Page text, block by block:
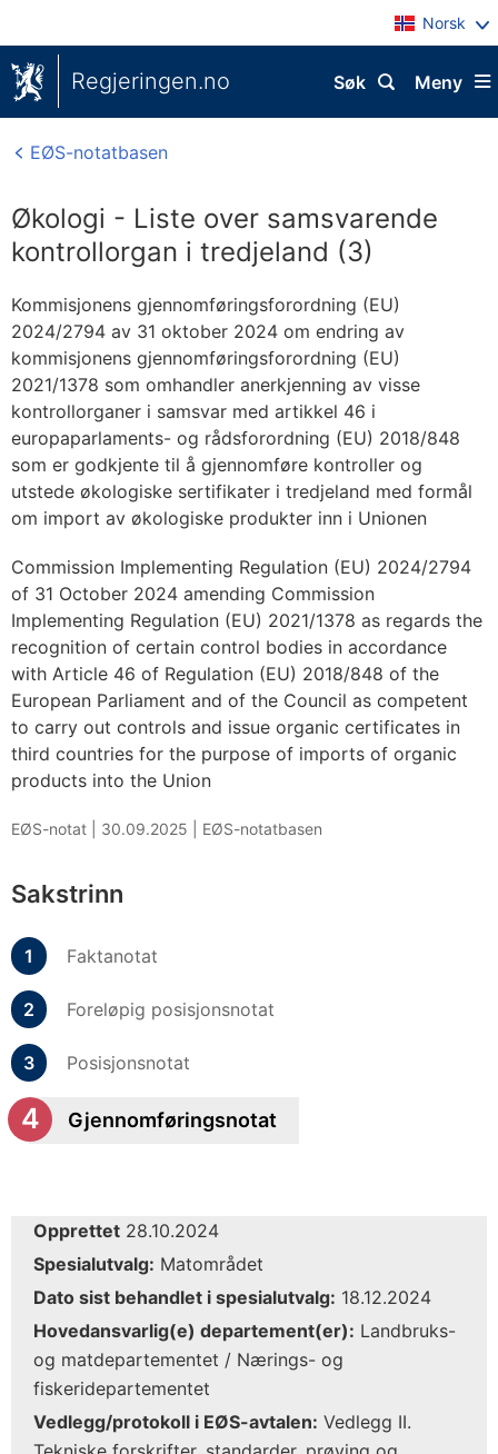
Norsk
Regjeringen.no Meny
Søk
EØS-notatbasen
Økologi - Liste over samsvarende
kontrollorgan i tredjeland (3)
Kommisjonens gjennomføringsforordning (EU)
2024/2794 av 31 oktober 2024 om endring av
kommisjonens gjennomføringsforordning (EU)
2021/1378 som omhandler anerkjenning av visse
kontrollorganer i samsvar med artikkel 46 i
europaparlaments- og rådsforordning (EU) 2018/848
som er godkjente til å gjennomføre kontroller og
utstede økologiske sertifikater i tredjeland med formål
om import av økologiske produkter inn i Unionen
Commission Implementing Regulation (EU) 2024/2794
of 31 October 2024 amending Commission
Implementing Regulation (EU) 2021/1378 as regards the
recognition of certain control bodies in accordance
with Article 46 of Regulation (EU) 2018/848 of the
European Parliament and of the Council as competent
to carry out controls and issue organic certificates in
third countries for the purpose of imports of organic
products into the Union
EØS-notat | 30.09.2025 EØS-notatbasen
Sakstrinn
Faktanotat
Foreløpig posisjonsnotat
Posisjonsnotat
Gjennomføringsnotat
Opprettet 28.10.2024
Spesialutvalg: Matområdet
Dato sist behandlet i spesialutvalg: 18.12.2024
Hovedansvarlig(e) departement(er): Landbruks-
og matdepartementet / Nærings- og
fiskeridepartementet
Vedlegg/protokoll i EØS-avtalen: Vedlegg II.